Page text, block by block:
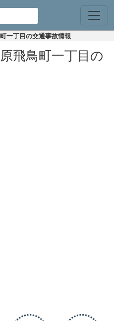
一丁目の交通事故情報
飛鳥町一丁目の